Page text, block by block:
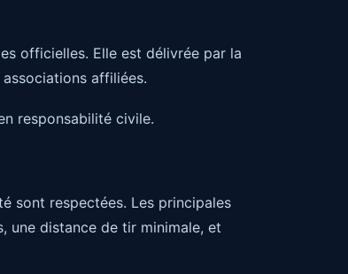
officielles. Elle est délivrée par la
affiliées.
responsabilité civile.
sont respectées. Les principales
une distance de tir minimale, et